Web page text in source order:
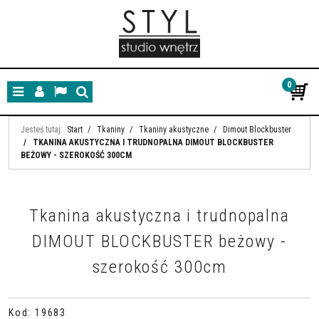
MenuPanelLangSzukaj
0
Jesteś tutaj: Start / Tkaniny / Tkaniny akustyczne /
Dimout Blockbuster
/
TKANINA AKUSTYCZNA I TRUDNOPALNA DIMOUT BLOCKBUSTER
BEŻOWY - SZEROKOŚĆ 300CM
Tkanina akustyczna i trudnopalna
DIMOUT BLOCKBUSTER beżowy -
szerokość 300cm
Kod : 19683